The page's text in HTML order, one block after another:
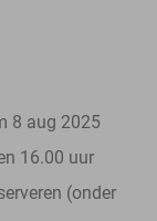
8 aug 2025
16.00 uur
(onder